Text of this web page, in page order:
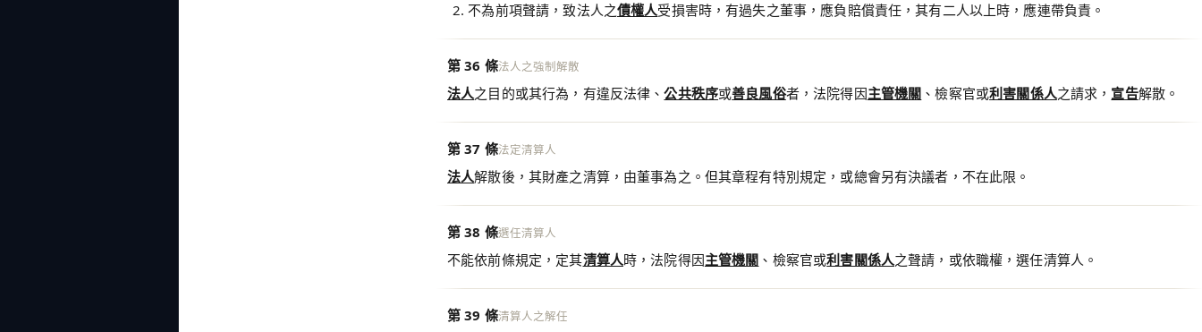
不為前項聲請，致法人之債權人受損害時，有過失之董事，應負賠償責任，其有二人以上時，應連帶負責。
第 36 條法人之強制解散
法人之目的或其行為，有違反法律、公共秩序或善良風俗者，法院得因主管機關 、檢察官或利害關係人之請求， 宣告解散。
第 37 條法定清算人
法人解散後，其財產之清算，由董事為之。但其章程有特別規定，或總會另有決議者，不在此限。
第 38 條選任清算人
不能依前條規定，定其清算人時，法院得因主管機關 、檢察官或利害關係人之聲請，或依職權，選任清算人。
第 39 條清算人之解任